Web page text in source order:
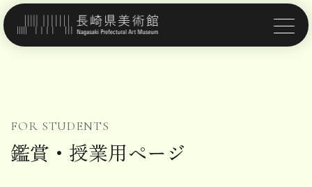
FOR STUDENTS
鑑賞・授業用ページ